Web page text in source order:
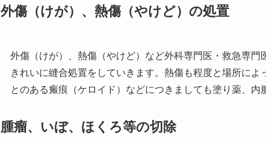
外傷（けが）、熱傷（やけど）の処置
外傷（けが）、熱傷（やけど）など外科専門医・救急専
きれいに縫合処置をしていきます。熱傷も程度と場所に
とのある瘢痕（ケロイド）などにつきましても塗り薬、内
腫瘤、いぼ、ほくろ等の切除